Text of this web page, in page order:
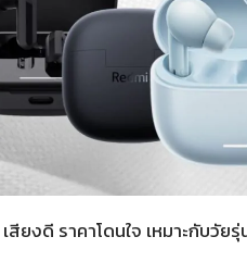
เสียงดี ราคาโดนใจ เหมาะกับวั